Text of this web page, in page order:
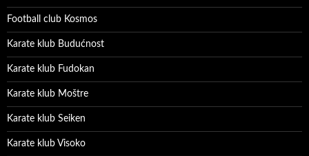
Football club Kosmos
Karate klub Budućnost
Karate klub Fudokan
Karate klub Moštre
Karate klub Seiken
Karate klub Visoko